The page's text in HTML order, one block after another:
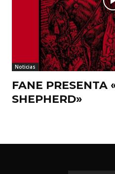
Noticias
FANE PRESENTA
SHEPHERD»